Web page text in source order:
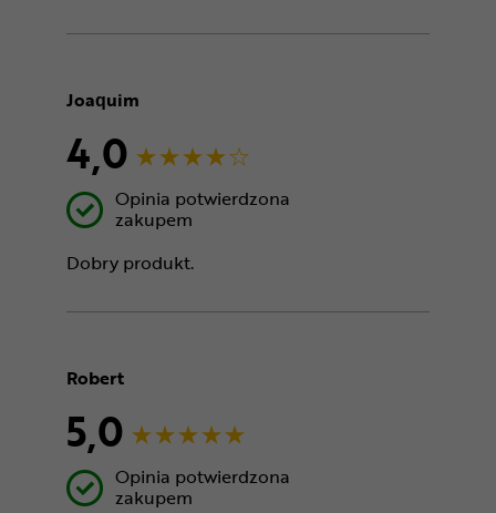
Joaquim
4,0
Opinia potwierdzona
zakupem
Dobry produkt.
Robert
5,0
Opinia potwierdzona
zakupem